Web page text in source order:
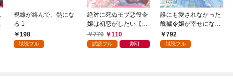
視線が絡んで、熱にな
る 1
198
試読フル
絶対に死ぬモブ悪役令
嬢は初恋がしたい【単
行本版】 1巻
770 110
試読フル 割引
誰にも愛されなかった
醜穢令嬢が幸せになる
まで 1
792
試読フル